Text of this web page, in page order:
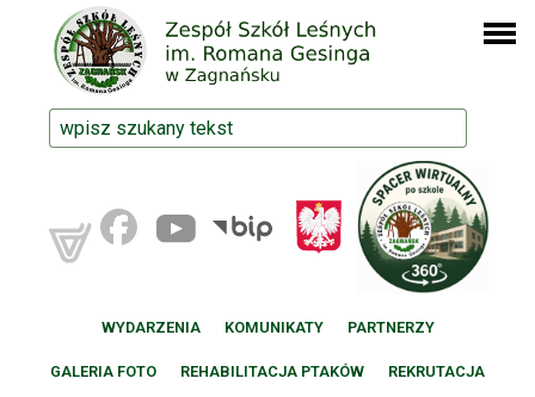
WYDARZENIA KOMUNIKATY PARTNERZY
GALERIA FOTO REHABILITACJA PTAKÓW REKRUTACJA